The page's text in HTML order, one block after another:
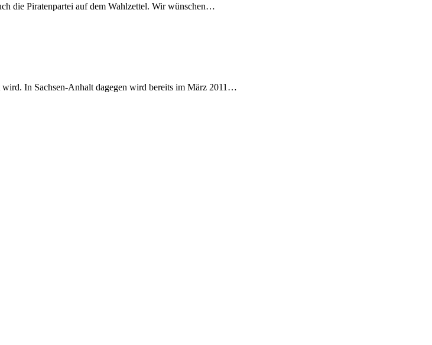
die Piratenpartei auf dem Wahlzettel. Wir wünschen…
wird. In Sachsen-Anhalt dagegen wird bereits im März 2011…